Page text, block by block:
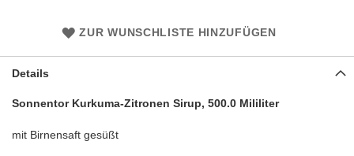
ZUR WUNSCHLISTE HINZUFÜGEN
Details
Sonnentor Kurkuma-Zitronen Sirup, 500.0 Mililiter
mit Birnensaft gesüßt